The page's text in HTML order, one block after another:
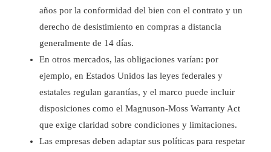
años por la conformidad del bien con el contrato y un
derecho de desistimiento en compras a distancia
generalmente de 14 días.
En otros mercados, las obligaciones varían: por
ejemplo, en Estados Unidos las leyes federales y
estatales regulan garantías, y el marco puede incluir
disposiciones como el Magnuson-Moss Warranty Act
que exige claridad sobre condiciones y limitaciones.
Las empresas deben adaptar sus políticas para respetar